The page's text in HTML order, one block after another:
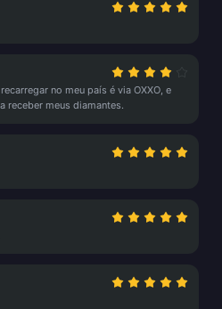
no meu país é via OXXO, e
receber meus diamantes.